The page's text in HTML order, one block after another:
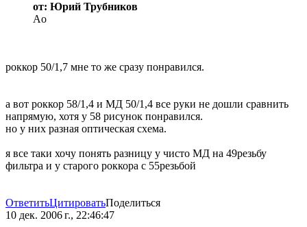
от: Юрий Трубников
Аo
роккор 50/1,7 мне то же сразу понравился.
а вот роккор 58/1,4 и МД 50/1,4 все руки не дошли сравнить
напрямую, хотя у 58 рисунок понравился.
но у них разная оптическая схема.
я все таки хочу понять разницу у чисто МД на 49резьбу
фильтра и у старого роккора с 55резьбой
ОтветитьЦитироватьПоделиться
10 дек. 2006 г., 22:46:47